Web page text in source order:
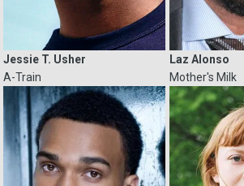
Jessie T. Usher
A-Train
Laz Alonso
Mother's Milk